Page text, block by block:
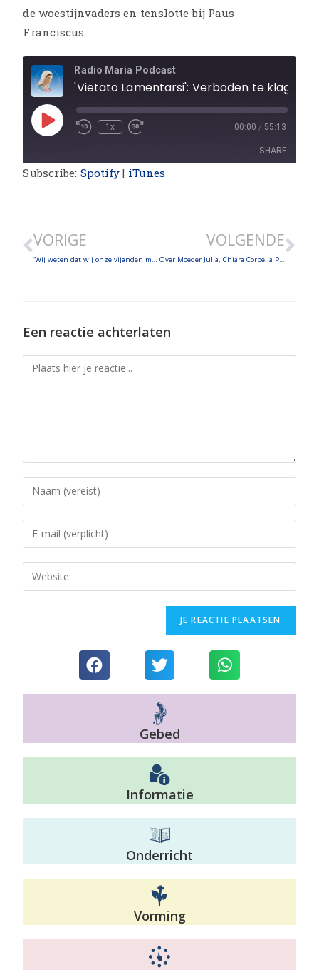
de woestijnvaders en tenslotte bij Paus
Franciscus.
Radio Maria Podcast
'Vietato Lamentarsi': Verboden te klagen
1x 00:00 / 55:13
SHARE
Subscribe: Spotify | iTunes
VORIGE VOLGENDE
Over Moeder Julia, Chiara Corbella Petrillo, Tomasz Komenda en Leah Sharibu
Een reactie achterlaten
Gebed
Informatie
Onderricht
Vorming